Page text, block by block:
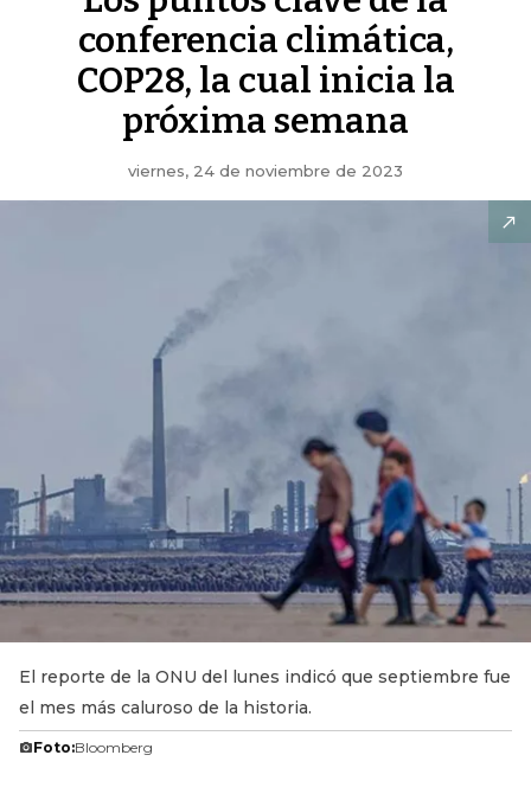
conferencia climática,
COP28, la cual inicia la
próxima semana
viernes, 24 de noviembre de 2023
El reporte de la ONU del lunes indicó que septiembre fue
el mes más caluroso de la historia.
Foto:Bloomberg